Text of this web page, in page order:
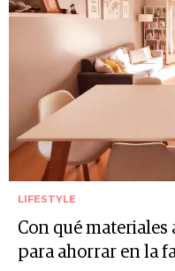
LIFESTYLE
Con qué
para ahorrar en la